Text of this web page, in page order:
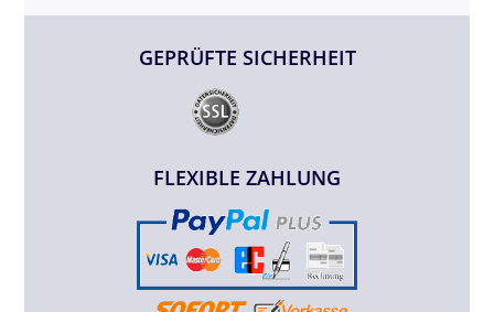
GEPRÜFTE SICHERHEIT
FLEXIBLE ZAHLUNG